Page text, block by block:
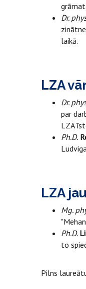
Dr.
laikā.
LZA
Dr.
par
LZA
Ph.D.
LZA
Mg.
Ph.D.
to
Pilns